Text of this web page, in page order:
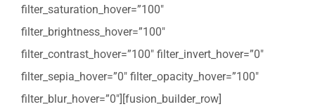
filter_saturation_hover=”100″
filter_brightness_hover=”100″
filter_contrast_hover=”100″ filter_invert_hover=”0″
filter_sepia_hover=”0″ filter_opacity_hover=”100″
filter_blur_hover=”0″][fusion_builder_row]